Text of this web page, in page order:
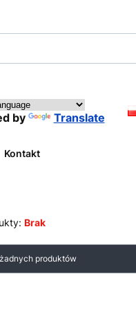
by Translate
Kontakt
Brak
produktów